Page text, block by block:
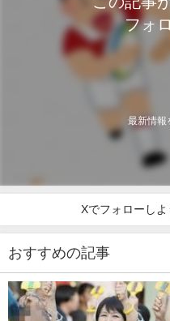
フォ
最新情報
Xでフォローしよ
おすすめの記事